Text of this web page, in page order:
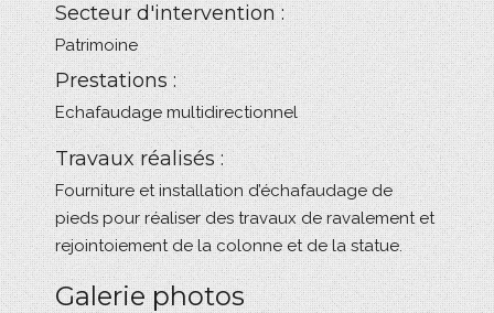
Secteur d'intervention :
Patrimoine
Prestations :
Echafaudage multidirectionnel
Travaux réalisés :
Fourniture et installation d’échafaudage de
pieds pour réaliser des travaux de ravalement et
rejointoiement de la colonne et de la statue.
Galerie photos